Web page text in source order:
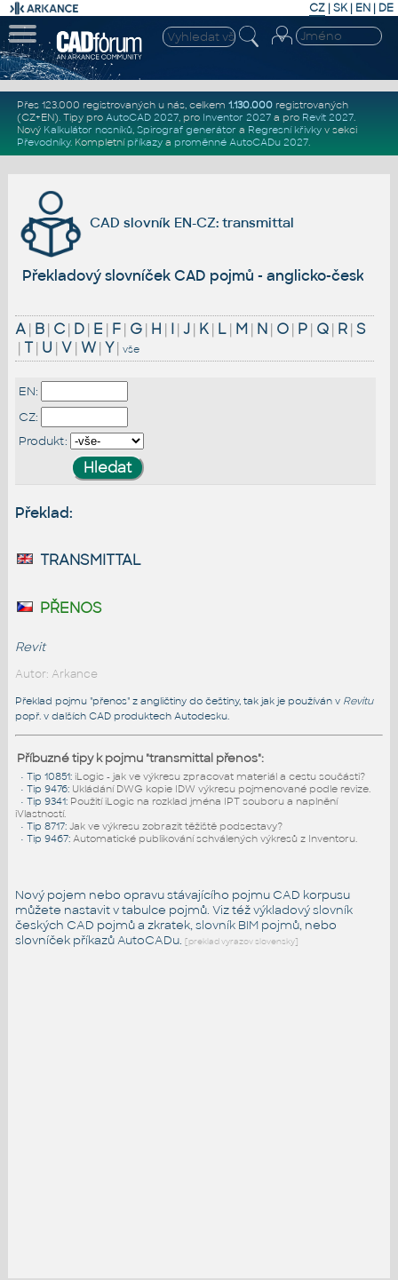
CZ | SK| EN | DE
Přes 123.000 registrovaných u nás, celkem 1.130.000registrovaných
(CZ+EN). Tipy pro AutoCAD 2027, pro Inventor 2027a pro Revit 2027.
Nový Kalkulátor nosníků, Spirograf generátor a Regresní křivkyv sekci
Převodníky. Kompletní příkazya proměnné AutoCADu 2027.
CAD slovník EN-CZ: transmittal
Překladový slovníček CAD pojmů - anglicko-český
A| B| C| D| E | F| G| H | I| J| K| L| M| N| O| P| Q| R| S
| T| U | V| W| Y| vše
EN:
CZ:
Produkt:
Překlad:
transmittal
přenos
Revit
Autor: Arkance
Překlad pojmu "přenos" z angličtiny do češtiny, tak jak je používán v Revitu
popř. v dalších CAD produktech Autodesku.
Příbuzné tipy k pojmu "transmittal přenos":
• Tip 10851: iLogic - jak ve výkresu zpracovat materiál a cestu součásti?
• Tip 9476: Ukládání DWG kopie IDW výkresu pojmenované podle revize.
• Tip 9341: Použití iLogic na rozklad jména IPT souboru a naplnění
iVlastností.
• Tip 8717: Jak ve výkresu zobrazit těžiště podsestavy?
• Tip 9467: Automatické publikování schválených výkresů z Inventoru.
Nový pojem nebo opravu stávajícího pojmu CAD korpusu
můžete nastavit v tabulce pojmů. Viz téžvýkladový slovník
českých CAD pojmů a zkratek,slovník BIM pojmů, nebo
slovníček příkazů AutoCADu. [preklad vyrazov slovensky]